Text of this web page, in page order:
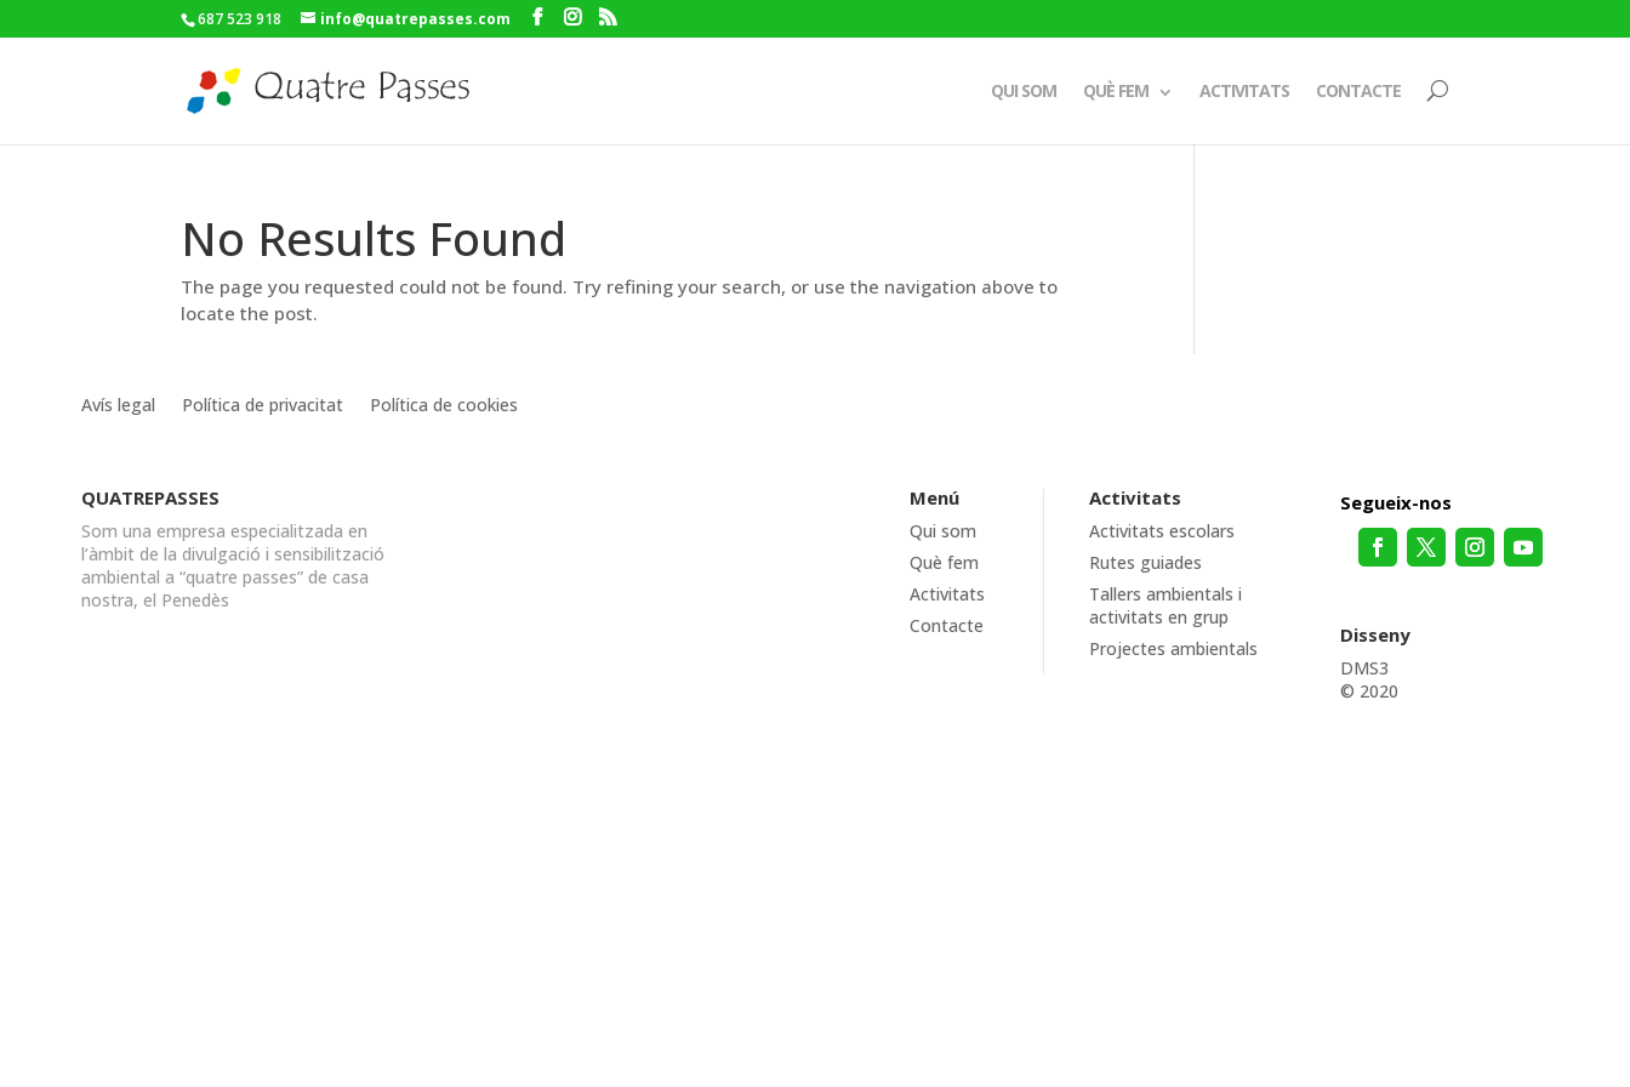
687 523 918 info@quatrepasses.com
QUI SOM QUÈ FEM ACTIVITATS CONTACTE
No Results Found
The page you requested could not be found. Try refining your search, or use the navigation above to
locate the post.
Avís legal Política de privacitat Política de cookies
QUATREPASSES
Som una empresa especialitzada en
l’àmbit de la divulgació i sensibilització
ambiental a “quatre passes” de casa
nostra, el Penedès
Menú
Qui som
Què fem
Activitats
Contacte
Activitats
Activitats escolars
Rutes guiades
Tallers ambientals i
activitats en grup
Projectes ambientals
Segueix-nos
Disseny
DMS3
© 2020